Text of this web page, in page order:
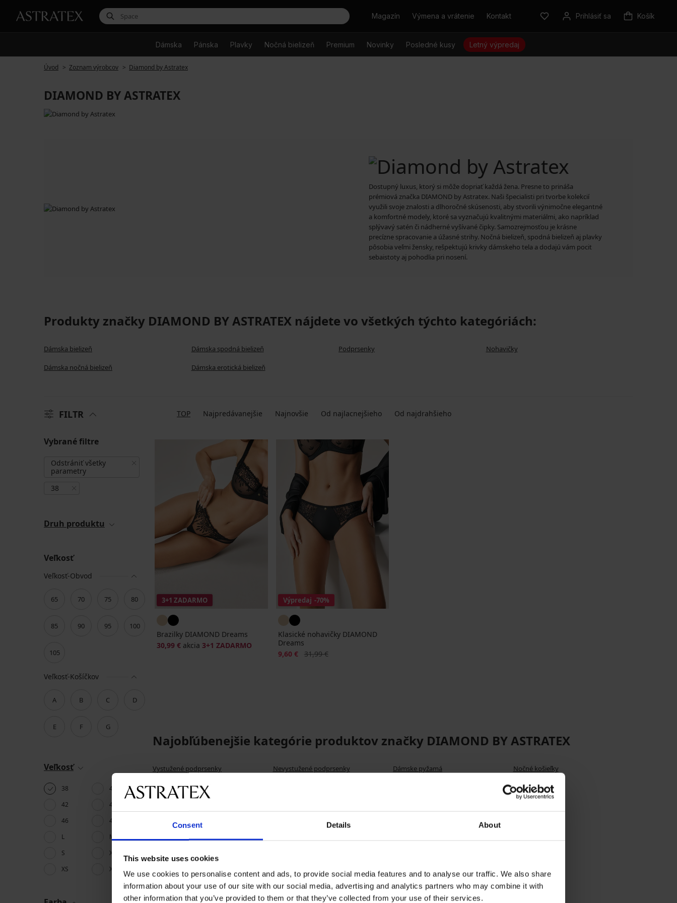
Consent Details About
This website uses cookies
We use cookies to personalise content and ads, to provide social media features and to analyse our traffic. We also share
information about your use of our site with our social media, advertising and analytics partners who may combine it with
other information that you’ve provided to them or that they’ve collected from your use of their services.
HľadaťMagazín Výmena a vrátenie Kontakt Prihlásiť sa Košík
Dámska Pánska Plavky Nočná bielizeň Premium Novinky Posledné kusy Letný výpredaj
Úvod Zoznam výrobcov Diamond by Astratex
DIAMOND BY ASTRATEX
Dostupný luxus, ktorý si môže dopriať každá žena. Presne to prináša
prémiová značka DIAMOND by Astratex. Naši špecialisti pri tvorbe kolekcií
využili svoje znalosti a dlhoročné skúsenosti, aby stvorili výnimočne elegantné
a komfortné modely, ktoré sa vyznačujú kvalitnými materiálmi, ako napríklad
splývavý satén či nádherné vyšívané čipky. Samozrejmosťou je krásne
precízne spracovanie a úžasné strihy. Nočná bielizeň, spodná bielizeň aj plavky
pôsobia veľmi žensky, rešpektujú krivky dámskeho tela a dodajú vám pocit
sebaistoty aj pohodlia pri nosení.
Produkty značky DIAMOND BY ASTRATEX nájdete vo všetkých týchto kategóriách:
Dámska bielizeň Dámska spodná bielizeň Podprsenky Nohavičky
Dámska nočná bielizeň Dámska erotická bielizeň
FILTR TOP Najpredávanejšie Najnovšie Od najlacnejšieho Od najdrahšieho
Vybrané filtre
Odstrániť všetky
parametry
38
Druh produktu
Veľkosť
Veľkosť-Obvod
65 70 75 80
85 90 95 100
105
Veľkosť-Košíčkov
A B C D
E F G
Veľkosť
38
40
42
44
46
48
L
M
S
XL
XS
XXL
3+1 ZADARMO
Brazilky DIAMOND Dreams
30,99 € akcia 3+1 ZADARMO
Výpredaj -70%
Klasické nohavičky DIAMOND
Dreams
Zľava
9,60 € Pôvodná cena
31,99 €
Najobľúbenejšie kategórie produktov značky DIAMOND BY ASTRATEX
Vystužené podprsenky Nevystužené podprsenky Dámske pyžamá Nočné košieľky
Dámske župany